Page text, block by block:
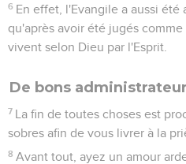
6 En effet, l'Evangile a aussi été
qu'après avoir été jugés
vivent selon Dieu par l'Esprit.
De bons
7 La fin de toutes choses est
sobres afin de vous livrer à la
8 Avant tout, ayez un amour